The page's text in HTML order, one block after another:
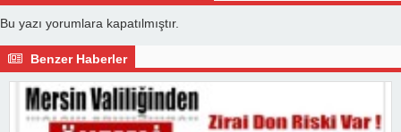
Bu yazı yorumlara kapatılmıştır.
Benzer Haberler